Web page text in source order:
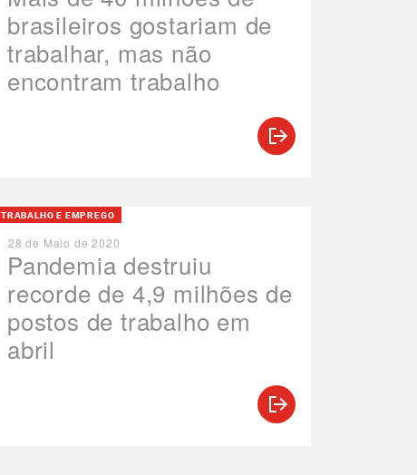
brasileiros gostariam de
trabalhar, mas não
encontram trabalho
Pandemia destruiu
recorde de 4,9 milhões de
postos de trabalho em
abril
TRABALHO E EMPREGO
28 de Maio de 2020